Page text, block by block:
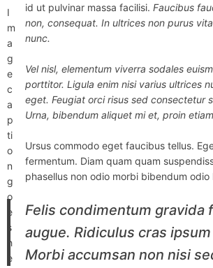
I
m
a
g
e
c
a
p
ti
o
n
g
o
e
s
h
e
id ut pulvinar massa facilisi. Faucibus
non, consequat. In ultrices non purus
nunc.
Vel nisl, elementum viverra sodales
porttitor. Ligula enim nisi varius ultrices
eget. Feugiat orci risus sed consectetur
Urna, bibendum aliquet mi et, proin
Ursus commodo eget faucibus tellus.
fermentum. Diam quam quam
phasellus non odio morbi bibendum odio
Felis condimentum gravida
augue. Ridiculus cras
Morbi accumsan non nisi